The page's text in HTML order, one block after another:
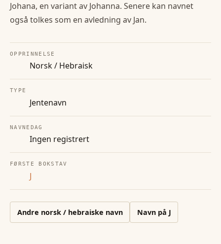
Johana, en variant av Johanna. Senere kan navnet
også tolkes som en avledning av Jan.
OPPRINNELSE
Norsk / Hebraisk
TYPE
Jentenavn
NAVNEDAG
Ingen registrert
FØRSTE BOKSTAV
J
Andre norsk / hebraiske navn Navn på J